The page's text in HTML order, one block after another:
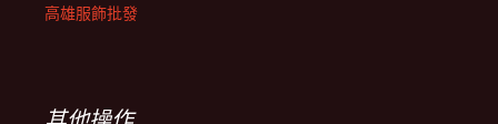
高雄服飾批發